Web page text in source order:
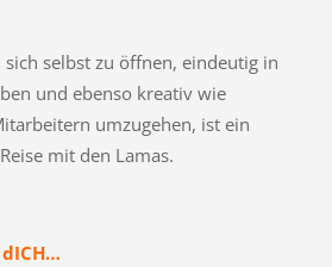
selbst zu öffnen, eindeutig in
und ebenso kreativ wie
umzugehen, ist ein
mit den Lamas.